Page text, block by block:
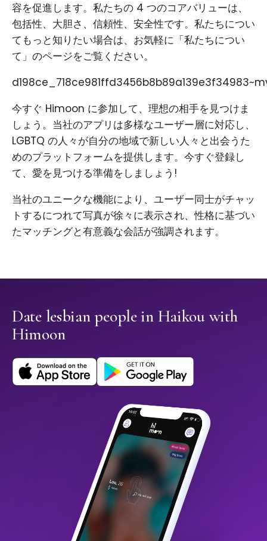
容を促進します。私たちの 4 つのコアバリューは、
包括性、大胆さ、信頼性、安全性です。私たちについ
てもっと知りたい場合は、お気軽に「私たちについ
て」のページをご覧ください。
今すぐ Himoon に参加して、理想の相手を見つけま
しょう。当社のアプリは多様なユーザー層に対応し、
LGBTQ の人々が自分の地域で新しい人々と出会うた
めのプラットフォームを提供します。今すぐ登録し
て、愛を見つける準備をしましょう!
当社のユニークな機能により、ユーザー同士がチャッ
トするにつれて写真が徐々に表示され、性格に基づい
たマッチングと有意義な会話が強調されます。
Date lesbian people in Haikou with
Himoon